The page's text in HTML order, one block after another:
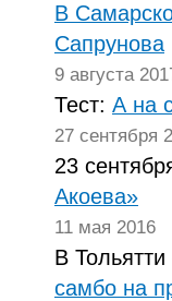
В
Сапрунова
9 августа
Тест: А на
27 сентября
23
Акоева»
11 мая 2016
В Тольятти
самбо на